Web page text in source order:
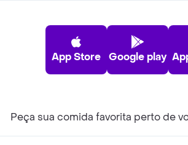
App Store Google play
Peça sua comida favorita perto de